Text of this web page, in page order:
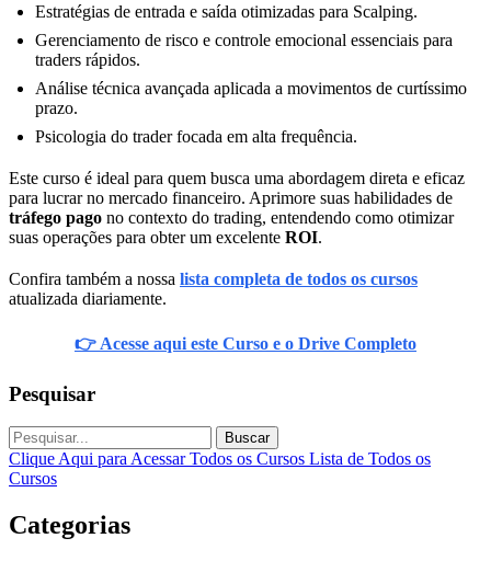
Estratégias de entrada e saída otimizadas para Scalping.
Gerenciamento de risco e controle emocional essenciais para
traders rápidos.
Análise técnica avançada aplicada a movimentos de curtíssimo
prazo.
Psicologia do trader focada em alta frequência.
Este curso é ideal para quem busca uma abordagem direta e eficaz
para lucrar no mercado financeiro. Aprimore suas habilidades de
tráfego pago no contexto do trading, entendendo como otimizar
suas operações para obter um excelente ROI.
Confira também a nossa lista completa de todos os cursos
atualizada diariamente.
👉 Acesse aqui este Curso e o Drive Completo
Pesquisar
Buscar
Clique Aqui para Acessar Todos os Cursos Lista de Todos os
Cursos
Categorias